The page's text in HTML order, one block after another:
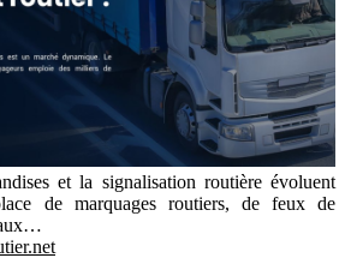
et la signalisation routière évoluent
de marquages routiers, de feux de